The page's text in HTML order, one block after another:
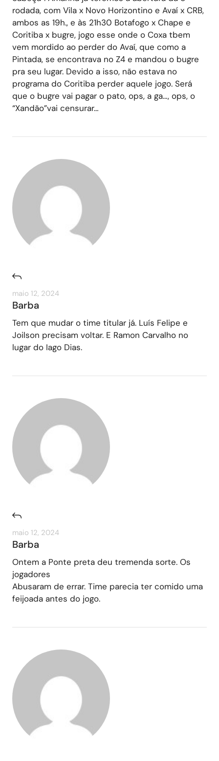
rodada, com Vila x Novo Horizontino e Avaí x CRB,
ambos as 19h., e às 21h30 Botafogo x Chape e
Coritiba x bugre, jogo esse onde o Coxa tbem
vem mordido ao perder do Avaí, que como a
Pintada, se encontrava no Z4 e mandou o bugre
pra seu lugar. Devido a isso, não estava no
programa do Coritiba perder aquele jogo. Será
que o bugre vai pagar o pato, ops, a ga…, ops, o
“Xandão”vai censurar…
maio 12, 2024
Barba
Tem que mudar o time titular já. Luís Felipe e
Joilson precisam voltar. E Ramon Carvalho no
lugar do Iago Dias.
maio 12, 2024
Barba
Ontem a Ponte preta deu tremenda sorte. Os
jogadores
Abusaram de errar. Time parecia ter comido uma
feijoada antes do jogo.